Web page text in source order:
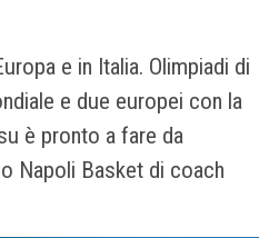
e in Italia. Olimpiadi di
e due europei con la
è pronto a fare da
Napoli Basket di coach